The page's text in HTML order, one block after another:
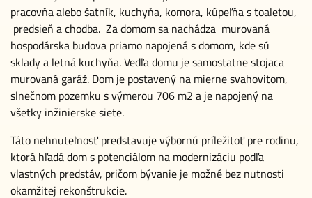
pracovňa alebo šatník, kuchyňa, komora, kúpeľňa s toaletou,
predsieň a chodba. Za domom sa nachádza murovaná
hospodárska budova priamo napojená s domom, kde sú
sklady a letná kuchyňa. Vedľa domu je samostatne stojaca
murovaná garáž. Dom je postavený na mierne svahovitom,
slnečnom pozemku s výmerou 706 m2 a je napojený na
všetky inžinierske siete.
Táto nehnuteľnosť predstavuje výbornú príležitoť pre rodinu,
ktorá hľadá dom s potenciálom na modernizáciu podľa
vlastných predstáv, pričom bývanie je možné bez nutnosti
okamžitej rekonštrukcie.